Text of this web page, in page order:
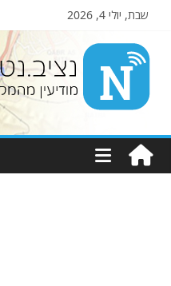
שבת, יולי 4, 2026
Nziv.net
מודיעין
מהמקורות